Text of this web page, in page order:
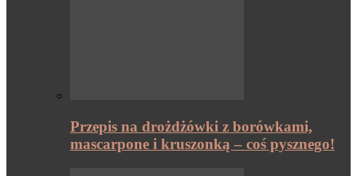
Przepis na drożdżówki z borówkami,
mascarpone i kruszonką – coś pysznego!